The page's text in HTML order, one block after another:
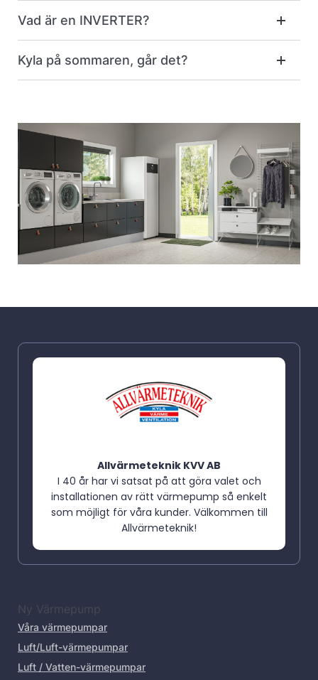
Vad är en INVERTER?
Kyla på sommaren, går det?
Allvärmeteknik KVV AB
I 40 år har vi satsat på att göra valet och
installationen av rätt värmepump så enkelt
som möjligt för våra kunder. Välkommen till
Allvärmeteknik!
Ny Värmepump
Våra värmepumpar
Luft/Luft-värmepumpar
Luft / Vatten-värmepumpar